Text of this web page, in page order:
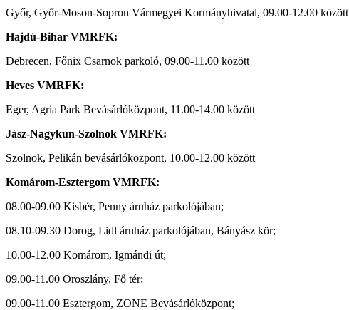
Győr, Győr-Moson-Sopron Vármegyei Kormányhivatal, 09.00-12.00 között
Hajdú-Bihar VMRFK:
Debrecen, Főnix Csarnok parkoló, 09.00-11.00 között
Heves VMRFK:
Eger, Agria Park Bevásárlóközpont, 11.00-14.00 között
Jász-Nagykun-Szolnok VMRFK:
Szolnok, Pelikán bevásárlóközpont, 10.00-12.00 között
Komárom-Esztergom VMRFK:
08.00-09.00 Kisbér, Penny áruház parkolójában;
08.10-09.30 Dorog, Lidl áruház parkolójában, Bányász kör;
10.00-12.00 Komárom, Igmándi út;
09.00-11.00 Oroszlány, Fő tér;
09.00-11.00 Esztergom, ZONE Bevásárlóközpont;